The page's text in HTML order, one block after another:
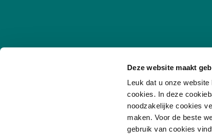
Deze website maakt
Leuk dat u onze
cookies. In deze
noodzakelijke cookies
maken. Voor de beste
gebruik van cookies
© 2026PONT Academy